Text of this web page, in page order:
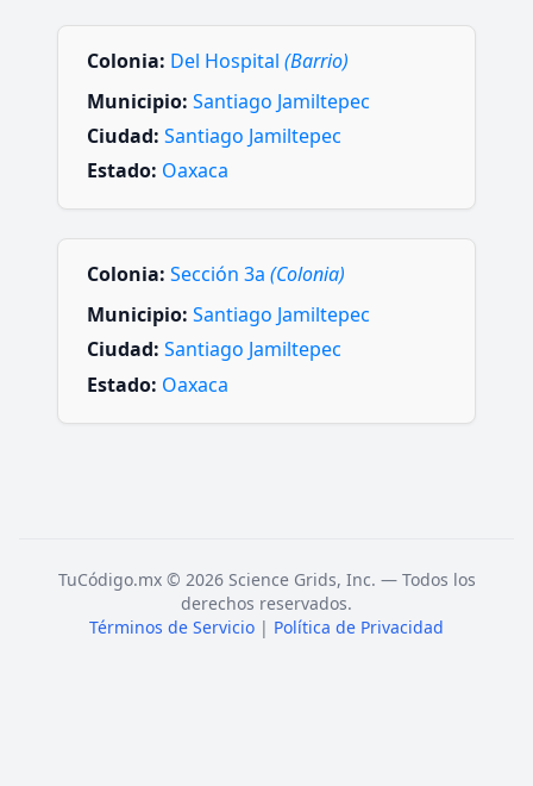
Colonia: Del Hospital (Barrio)
Municipio: Santiago Jamiltepec
Ciudad: Santiago Jamiltepec
Estado: Oaxaca
Colonia: Sección 3a (Colonia)
Municipio: Santiago Jamiltepec
Ciudad: Santiago Jamiltepec
Estado: Oaxaca
TuCódigo.mx © 2026 Science Grids, Inc. — Todos los
derechos reservados.
Términos de Servicio | Política de Privacidad